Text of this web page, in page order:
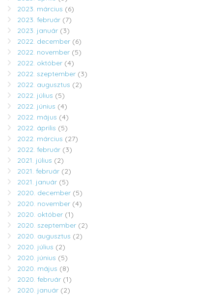
2023. március (6)
2023. február (7)
2023. január (3)
2022. december (6)
2022. november (5)
2022. október (4)
2022. szeptember (3)
2022. augusztus (2)
2022. július (5)
2022. június (4)
2022. május (4)
2022. április (5)
2022. március (27)
2022. február (3)
2021. július (2)
2021. február (2)
2021. január (5)
2020. december (5)
2020. november (4)
2020. október (1)
2020. szeptember (2)
2020. augusztus (2)
2020. július (2)
2020. június (5)
2020. május (8)
2020. február (1)
2020. január (2)